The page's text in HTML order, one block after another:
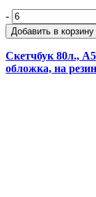
-
Добавить в корзину
Скетчбук 80л.,
обложка, на